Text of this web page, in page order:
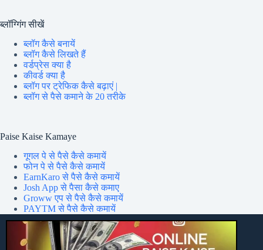
ब्लॉग्गिंग सीखें
ब्लॉग कैसे बनायें
ब्लॉग कैसे लिखते हैं
वर्डप्रेस क्या है
कीवर्ड क्या है
ब्लॉग पर ट्रेफिक कैसे बढ़ाएं |
ब्लॉग से पैसे कमाने के 20 तरीके
Paise Kaise Kamaye
गूगल पे से पैसे कैसे कमायें
फोन पे से पैसे कैसे कमायें
EarnKaro से पैसे कैसे कमायें
Josh App से पैसा कैसे कमाए
Groww एप से पैसे कैसे कमायें
PAYTM से पैसे कैसे कमायें